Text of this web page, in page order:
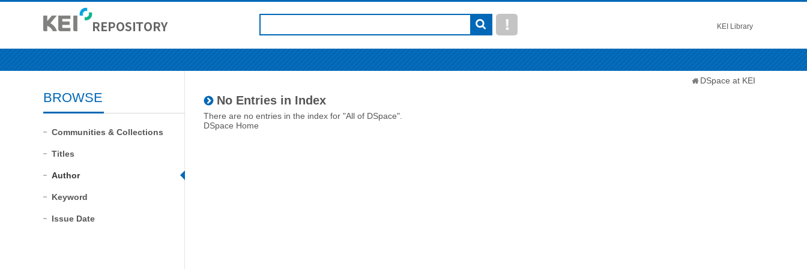
KEI Library
BROWSE
Communities & Collections
Titles
Author
Keyword
Issue Date
DSpace at KEI
No Entries in Index
There are no entries in the index for "All of DSpace".
DSpace Home